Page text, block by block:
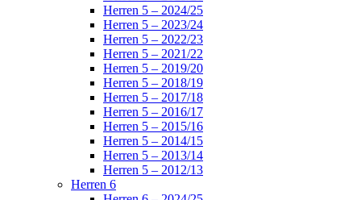
Herren 5 – 2024/25
Herren 5 – 2023/24
Herren 5 – 2022/23
Herren 5 – 2021/22
Herren 5 – 2019/20
Herren 5 – 2018/19
Herren 5 – 2017/18
Herren 5 – 2016/17
Herren 5 – 2015/16
Herren 5 – 2014/15
Herren 5 – 2013/14
Herren 5 – 2012/13
Herren 6